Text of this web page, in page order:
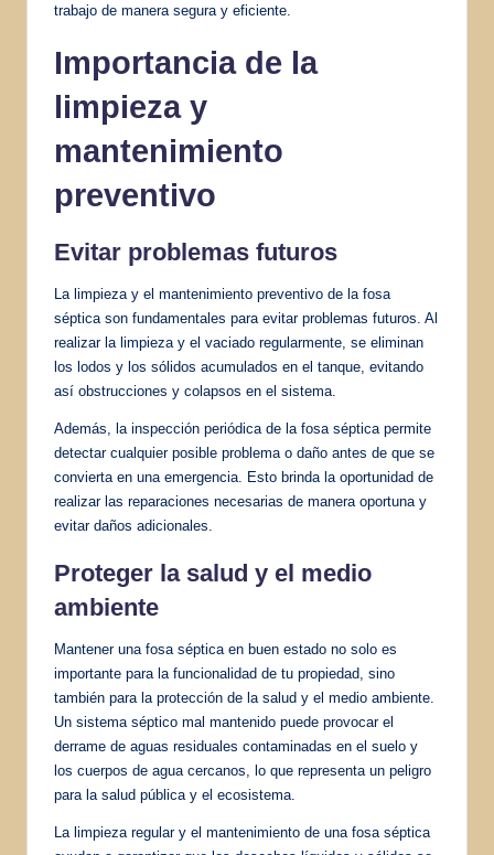
trabajo de manera segura y eficiente.
Importancia de la
limpieza y
mantenimiento
preventivo
Evitar problemas futuros
La limpieza y el mantenimiento preventivo de la fosa
séptica son fundamentales para evitar problemas futuros. Al
realizar la limpieza y el vaciado regularmente, se eliminan
los lodos y los sólidos acumulados en el tanque, evitando
así obstrucciones y colapsos en el sistema.
Además, la inspección periódica de la fosa séptica permite
detectar cualquier posible problema o daño antes de que se
convierta en una emergencia. Esto brinda la oportunidad de
realizar las reparaciones necesarias de manera oportuna y
evitar daños adicionales.
Proteger la salud y el medio
ambiente
Mantener una fosa séptica en buen estado no solo es
importante para la funcionalidad de tu propiedad, sino
también para la protección de la salud y el medio ambiente.
Un sistema séptico mal mantenido puede provocar el
derrame de aguas residuales contaminadas en el suelo y
los cuerpos de agua cercanos, lo que representa un peligro
para la salud pública y el ecosistema.
La limpieza regular y el mantenimiento de una fosa séptica